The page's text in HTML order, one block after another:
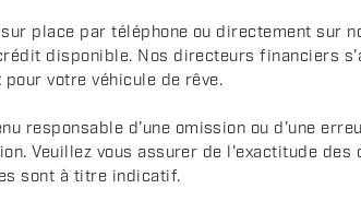
place par téléphone ou directement sur
disponible. Nos directeurs financiers
votre véhicule de rêve.
responsable d'une omission ou d'une
Veuillez vous assurer de l'exactitude des
sont à titre indicatif.